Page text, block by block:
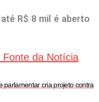
R$ 8 mil é aberto
Fonte da Notícia
parlamentar cria projeto contra